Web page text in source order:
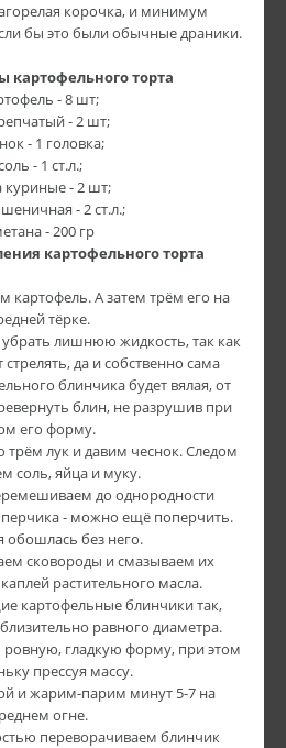
корочка, и минимум
бы это были обычные драники.
картофельного торта
- 8 шт;
- 2 шт;
- 1 головка;
- 1 ст.л.;
куриные - 2 шт;
- 2 ст.л.;
- 200 гр
картофельного торта
картофель. А затем трём его на
тёрке.
лишнюю жидкость, так как
да и собственно сама
блинчика будет вялая, от
блин, не разрушив при
его форму.
лук и давим чеснок. Следом
соль, яйца и муку.
до однородности
- можно ещё поперчить.
обошлась без него.
сковороды и смазываем их
растительного масла.
картофельные блинчики так,
равного диаметра.
гладкую форму, при этом
прессуя массу.
и жарим-парим минут 5-7 на
огне.
переворачиваем блинчик